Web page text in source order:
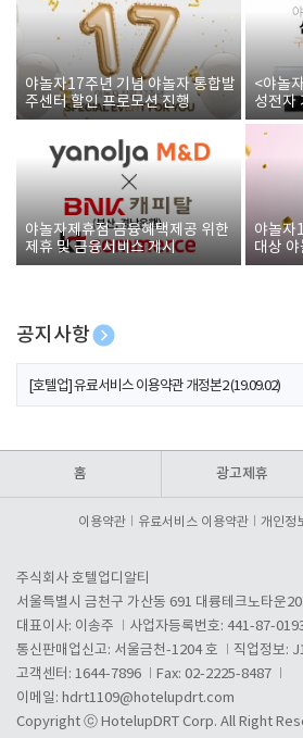
야놀자17주년 기념 야놀자 통합발
주센터 할인 프로모션 진행
<야놀
성전자
야놀자제휴점 금융혜택제공 위한
제휴 및 금융서비스 게시
야놀자
대상
폰 증정
공지사항
[호텔업] 개인정보 처리방침 개정본1 (19.09.02)
[호텔업] 유료서비스 이용약관 개정본2 (19.09.02)
홈 광고제휴
이용약관 유료서비스 이용약관 개인정
주식회사 호텔업디알티
서울특별시 금천구 가산동 691 대륭테크노타운
대표이사: 이송주
사업자등록번호: 441-87-
통신판매업신고: 서울금천-1204 호
직업정보:
고객센터: 1644-7896
Fax: 02-2225-8487
이메일: hdrt1109@hotelupdrt.com
Copyright ⓒ HotelupDRT Corp. All Right